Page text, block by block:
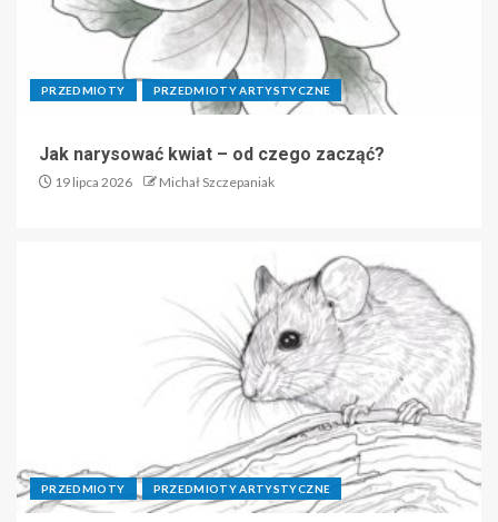
PRZEDMIOTY PRZEDMIOTY ARTYSTYCZNE
Jak narysować kwiat – od czego zacząć?
19 lipca 2026 Michał Szczepaniak
PRZEDMIOTY PRZEDMIOTY ARTYSTYCZNE